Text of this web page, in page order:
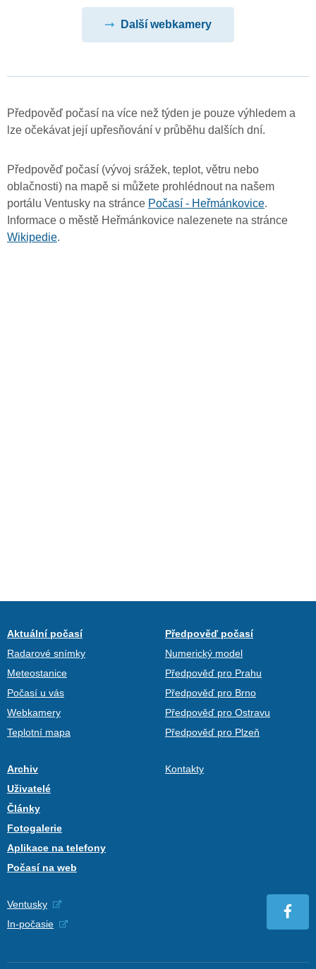
Další webkamery
Předpověď počasí na více než týden je pouze výhledem a
lze očekávat její upřesňování v průběhu dalších dní.
Předpověď počasí (vývoj srážek, teplot, větru nebo
oblačnosti) na mapě si můžete prohlédnout na našem
portálu Ventusky na stránce Počasí - Heřmánkovice.
Informace o městě Heřmánkovice nalezenete na stránce
Wikipedie.
Aktuální počasí
Radarové snímky
Meteostanice
Počasí u vás
Webkamery
Teplotní mapa
Předpověď počasí
Numerický model
Předpověď pro Prahu
Předpověď pro Brno
Předpověď pro Ostravu
Předpověď pro Plzeň
Archiv
Uživatelé
Články
Fotogalerie
Aplikace na telefony
Počasí na web
Kontakty
Ventusky
In-počasie